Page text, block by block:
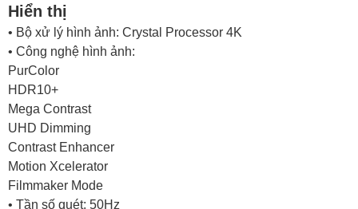
Hiển thị
• Bộ xử lý hình ảnh: Crystal Processor 4K
• Công nghệ hình ảnh:
PurColor
HDR10+
Mega Contrast
UHD Dimming
Contrast Enhancer
Motion Xcelerator
Filmmaker Mode
• Tần số quét: 50Hz